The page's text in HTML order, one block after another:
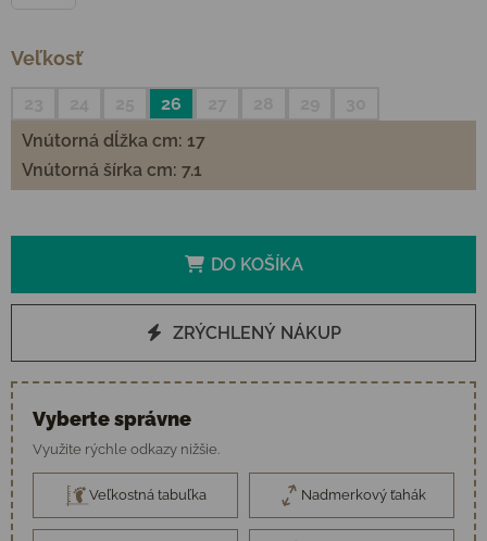
Veľkosť
26
Vnútorná dĺžka cm: 17
Vnútorná šírka cm: 7.1
DO KOŠÍKA
ZRÝCHLENÝ NÁKUP
Vyberte správne
Využite rýchle odkazy nižšie.
Veľkostná tabuľka Nadmerkový ťahák